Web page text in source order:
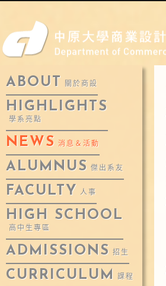
ABOUT 關於商設
HIGHLIGHTS
學系亮點
NEWS 消息＆活動
ALUMNUS 傑出系友
FACULTY 人事
HIGH SCHOOL
高中生專區
ADMISSIONS 招生
CURRICULUM 課程